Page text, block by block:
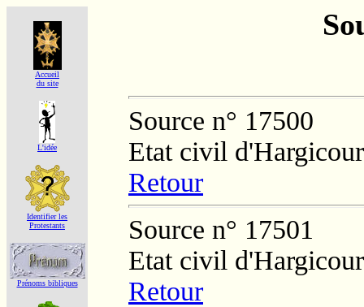
Accueil
du site
L'idée
Identifier les
Protestants
Prénoms bibliques
Source n° 17500
Etat civil
Retour
Source n° 17501
Etat civil
Retour